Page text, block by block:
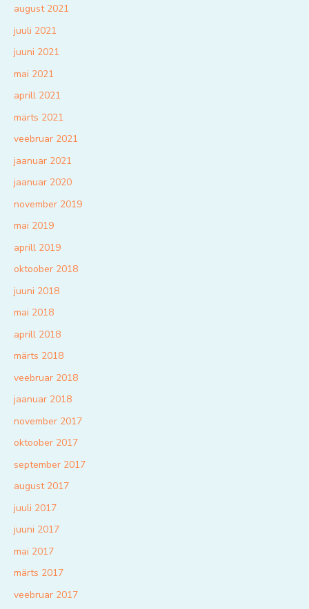
august 2021
juuli 2021
juuni 2021
mai 2021
aprill 2021
märts 2021
veebruar 2021
jaanuar 2021
jaanuar 2020
november 2019
mai 2019
aprill 2019
oktoober 2018
juuni 2018
mai 2018
aprill 2018
märts 2018
veebruar 2018
jaanuar 2018
november 2017
oktoober 2017
september 2017
august 2017
juuli 2017
juuni 2017
mai 2017
märts 2017
veebruar 2017